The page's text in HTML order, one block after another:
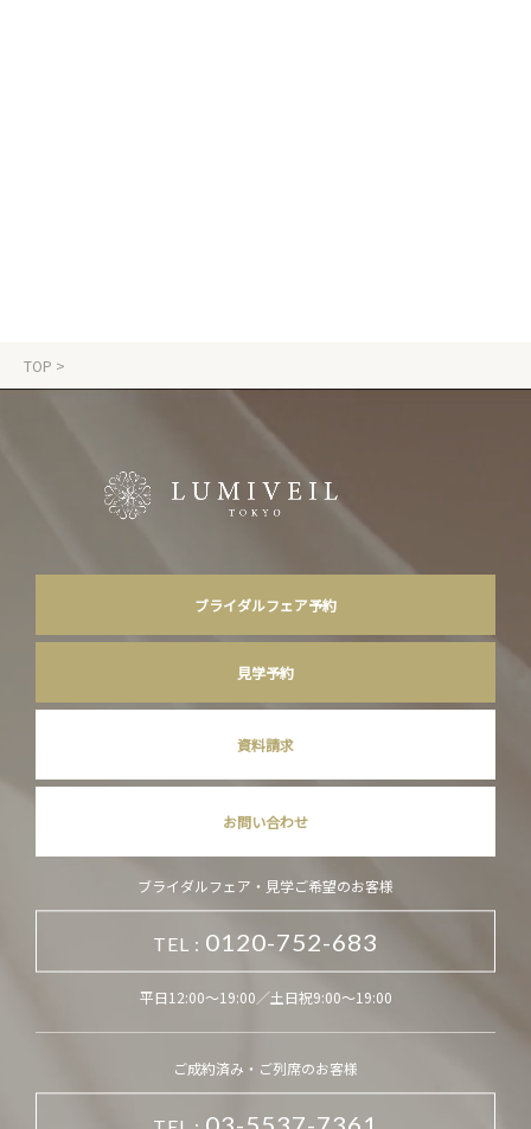
TOP >
ブライダルフェア予約
見学予約
資料請求
お問い合わせ
ブライダルフェア・見学ご希望のお客様
TEL : 0120-752-683
平日12:00～19:00／土日祝9:00～19:00
ご成約済み・ご列席のお客様